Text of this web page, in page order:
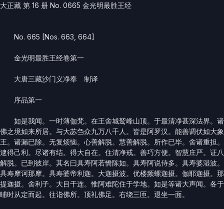
大正藏 第 16 册 No. 0665 金光明最胜王经
No. 665 [Nos. 663, 664]
金光明最胜王经卷第一
大唐三藏沙门义净奉 制译
序品第一
如是我闻。一时薄伽梵。在王舍城鹫峰山顶。于最清净甚深法界。诸
佛之境如来所居。与大苾刍众九万八千人。皆是阿罗汉。能善调伏如大象
王。诸漏已除。无复烦恼。心善解脱。慧善解脱。所作已毕。舍诸重担。
逮得己利。尽诸有结。得大自在。住清净戒。善巧方便。智慧庄严。证八
解脱。已到彼岸。其名曰具寿阿若憍陈如。具寿阿说侍多。具寿婆湿波。
具寿摩诃那摩。具寿婆帝利迦。大迦摄波。优楼频螺迦摄。伽耶迦摄。那
提迦摄。舍利子。大目干连。惟阿难陀住于学地。如是等诸大声闻。各于
晡时从定而起。往诣佛所。顶礼佛足。右绕三匝。退坐一面。